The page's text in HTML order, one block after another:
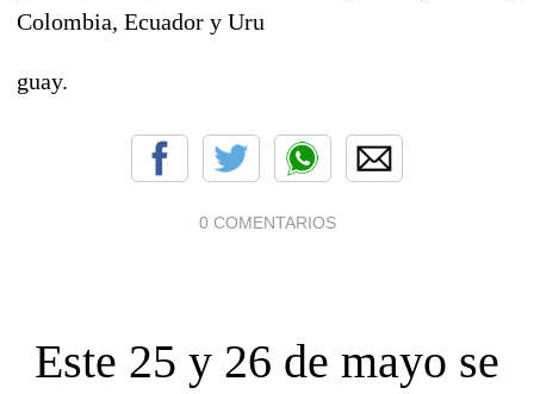
Colombia, Ecuador y Uru
guay.
0 COMENTARIOS
Este 25 y 26 de mayo se